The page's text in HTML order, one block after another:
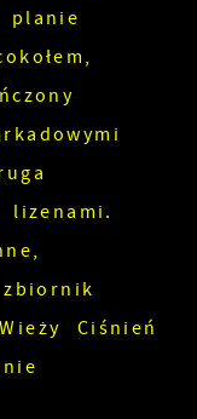
planie
lizenami.
Ciśnień